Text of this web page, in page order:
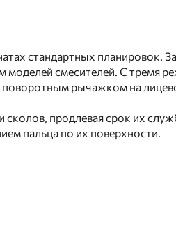
стандартных планировок.
моделей смесителей. С тремя
поворотным рычажком на
продлевая срок их
пальца по их поверхности.